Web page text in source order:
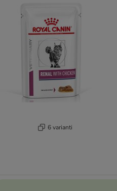
6 varianti